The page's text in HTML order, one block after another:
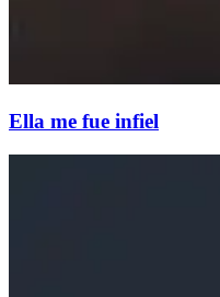
Ella me fue infiel